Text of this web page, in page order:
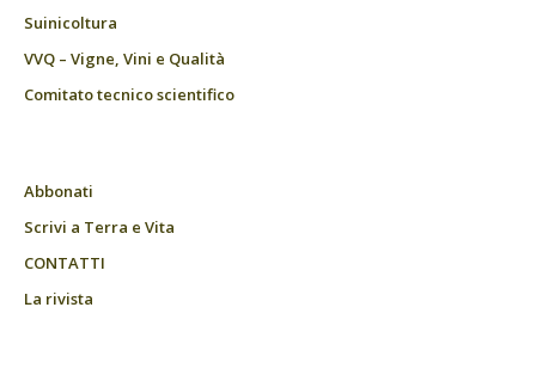
Suinicoltura
VVQ – Vigne, Vini e Qualità
Comitato tecnico scientifico
Abbonati
Scrivi a Terra e Vita
CONTATTI
La rivista